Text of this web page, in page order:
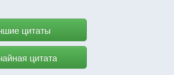
цитаты
цитата